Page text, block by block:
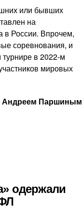
или бывших
на
в России. Впрочем,
соревнования, и
в 2022-м
мировых
Андреем Паршиным
одержали